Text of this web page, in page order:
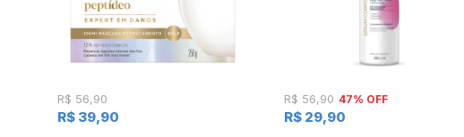
R$ 56,90
R$ 39,90
R$ 56,90 47% OFF
R$ 29,90